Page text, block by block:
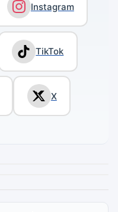
Instagram
TikTok
X